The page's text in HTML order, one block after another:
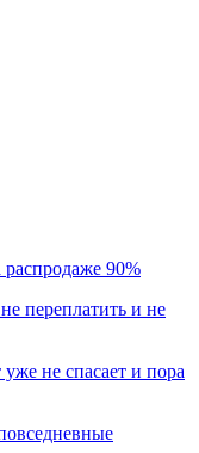
90%
переплатить и не
не спасает и пора